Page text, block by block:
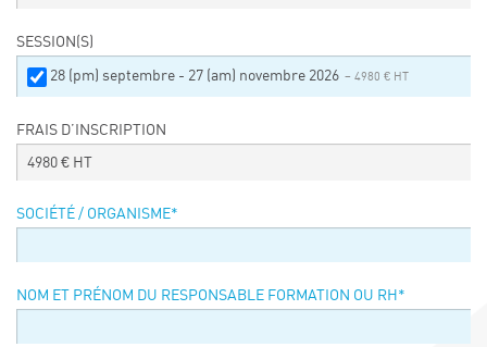
LOCATION DE SALLES DE FORMATION
Accès
Événements
FRENCH-CHINESE CONFERENCE ON GREEN
SESSION(S)
28 (pm) septembre - 27 (am) novembre 2026 – 4980 € HT
FRAIS D’INSCRIPTION
4980 € HT
SOCIÉTÉ / ORGANISME*
NOM ET PRÉNOM DU RESPONSABLE FORMATION OU RH *